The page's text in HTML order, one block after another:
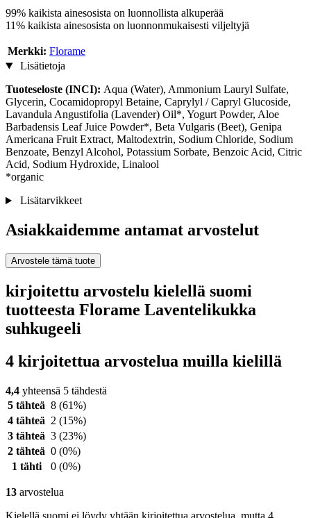
99% kaikista ainesosista on luonnollista alkuperää
11% kaikista ainesosista on luonnonmukaisesti viljeltyjä
Merkki: Florame
Lisätietoja
Tuoteseloste (INCI): Aqua (Water), Ammonium Lauryl Sulfate,
Glycerin, Cocamidopropyl Betaine, Caprylyl / Capryl Glucoside,
Lavandula Angustifolia (Lavender) Oil*, Yogurt Powder, Aloe
Barbadensis Leaf Juice Powder*, Beta Vulgaris (Beet), Genipa
Americana Fruit Extract, Maltodextrin, Sodium Chloride, Sodium
Benzoate, Benzyl Alcohol, Potassium Sorbate, Benzoic Acid, Citric
Acid, Sodium Hydroxide, Linalool
*organic
Lisätarvikkeet
Asiakkaidemme antamat arvostelut
Arvostele tämä tuote
kirjoitettu arvostelu kielellä suomi
tuotteesta Florame Laventelikukka
suhkugeeli
4 kirjoitettua arvostelua muilla kielillä
4,4 yhteensä 5 tähdestä
5 tähteä 8 (61%)
4 tähteä 2 (15%)
3 tähteä 3 (23%)
2 tähteä 0 (0%)
1 tähti
0 (0%)
13 arvostelua
Kielellä suomi ei löydy yhtään kirjoitettua arvostelua, mutta 4